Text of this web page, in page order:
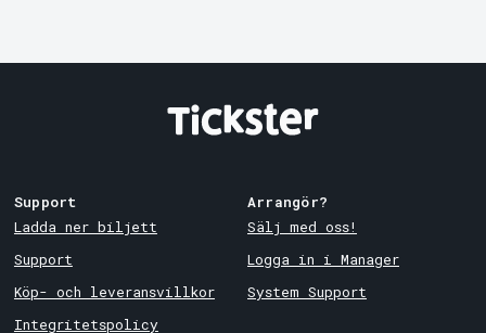
Support
Ladda ner biljett
Support
Köp- och leveransvillkor
Integritetspolicy
Arrangör?
Sälj med oss!
Logga in i Manager
System Support